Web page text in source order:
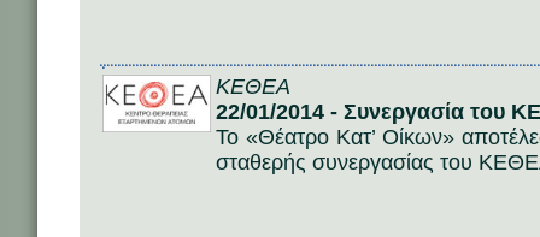
ΚΕΘΕΑ
22/01/2014 - Συνεργασία του
Το «Θέατρο Κατ’ Οίκων»
σταθερής συνεργασίας του